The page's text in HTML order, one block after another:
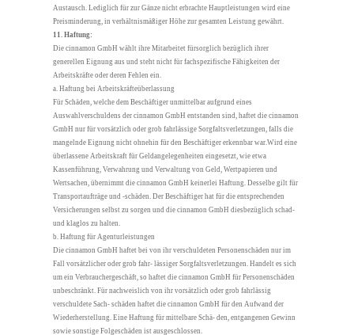
Austausch. Lediglich für zur Gänze nicht erbrachte Hauptleistungen wird eine
Preisminderung, in verhältnismäßiger Höhe zur gesamten Leistung gewährt.
11. Haftung:
Die cinnamon GmbH wählt ihre Mitarbeitet fürsorglich bezüglich ihrer
generellen Eignung aus und steht nicht für fachspezifische Fähigkeiten der
Arbeitskräfte oder deren Fehlen ein.
a. Haftung bei Arbeitskräfteüberlassung
Für Schäden, welche dem Beschäftiger unmittelbar aufgrund eines
Auswahlverschuldens der cinnamon GmbH entstanden sind, haftet die cinnamon
GmbH nur für vorsätzlich oder grob fahrlässige Sorgfaltsverletzungen, falls die
mangelnde Eignung nicht ohnehin für den Beschäftiger erkennbar war.Wird eine
überlassene Arbeitskraft für Geldangelegenheiten eingesetzt, wie etwa
Kassenführung, Verwahrung und Verwaltung von Geld, Wertpapieren und
Wertsachen, übernimmt die cinnamon GmbH keinerlei Haftung. Desselbe gilt für
Transportaufträge und -schäden. Der Beschäftiger hat für die entsprechenden
Versicherungen selbst zu sorgen und die cinnamon GmbH diesbezüglich schad-
und klaglos zu halten.
b. Haftung für Agenturleistungen
Die cinnamon GmbH haftet bei von ihr verschuldeten Personenschäden nur im
Fall vorsätzlicher oder grob fahr- lässiger Sorgfaltsverletzungen. Handelt es sich
um ein Verbrauchergeschäft, so haftet die cinnamon GmbH für Personenschäden
unbeschränkt. Für nachweislich von ihr vorsätzlich oder grob fahrlässig
verschuldete Sach- schäden haftet die cinnamon GmbH für den Aufwand der
Wiederherstellung. Eine Haftung für mittelbare Schä- den, entgangenen Gewinn
sowie sonstige Folgeschäden ist ausgeschlossen.